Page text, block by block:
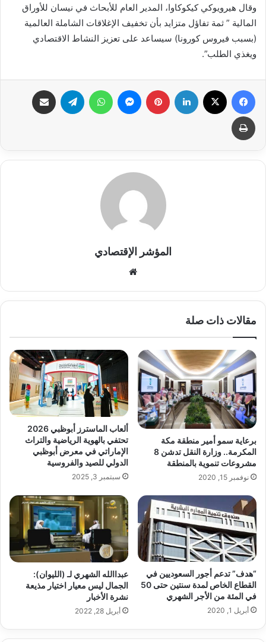
وقال هيرويوكي كيكوكاوا، المدير العام للأبحاث في نيسان للأوراق
المالية ” ثمة تفاؤل متزايد بأن تخفيف الإغلاقات الشاملة العالمية
(بسبب فيروس كورونا) سيساعد على تعزيز النشاط الاقتصادي
ويغذي الطلب”.
فيسبوك لينكدإن بينتيريست ماسنجر واتساب تيلقرام
طباعة
المؤشر الإقتصادي
مقالات ذات صلة
برعاية سمو أمير منطقة مكة
المكرمة.. وزارة النقل تدشن 8
مشروعات تنموية بالمنطقة
نوفمبر 15, 2020
ألعاب الماسترز أبوظبي 2026
تحتفي بالهوية الرياضية والتراث
الإماراتي في معرض أبوظبي
الدولي للصيد والفروسية
سبتمبر 3, 2025
“هدف” تدعم أجور السعوديين في
القطاع الخاص لمدة سنتين حتى 50
في المئة من الأجر الشهري
أبريل 1, 2020
عبداالله الشهري لـ (الليوان):
الجمال ليس معيار اختيار مذيعة
نشرة الأخبار
أبريل 28, 2022